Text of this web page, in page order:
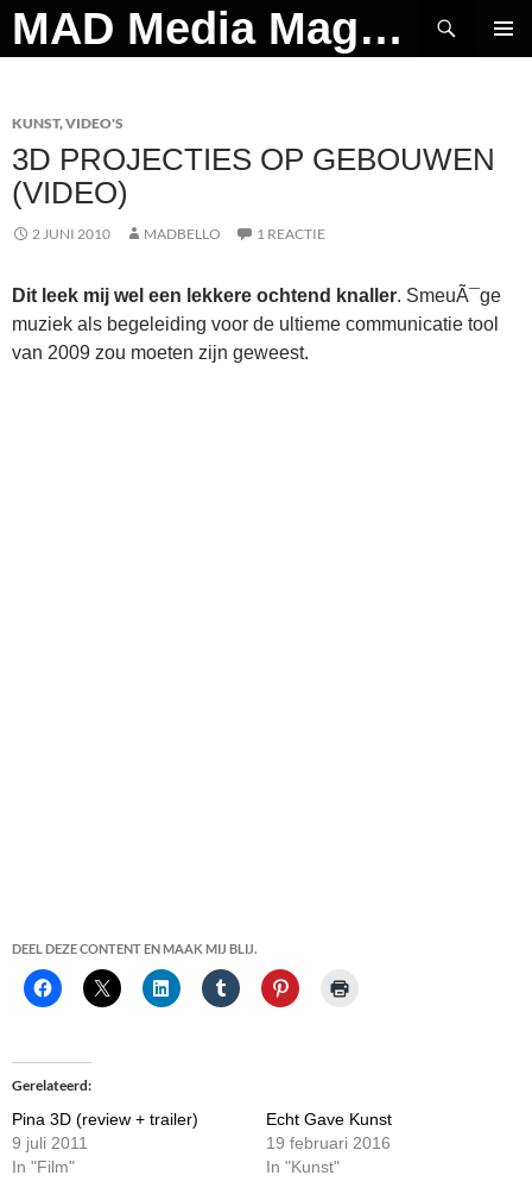
Ga
naar
MAD Media Magazine
Zoeken
KUNST,VIDEO'S
3D PROJECTIES OP GEBOUWEN
(VIDEO)
2 JUNI 2010 MADBELLO 1 REACTIE
Dit leek mij wel een lekkere ochtend knaller. SmeuÃ¯ge
muziek als begeleiding voor de ultieme communicatie tool
van 2009 zou moeten zijn geweest.
DEEL DEZE CONTENT EN MAAK MIJ BLIJ.
Gerelateerd
Pina 3D (review + trailer)
9 juli 2011
In "Film"
Echt Gave Kunst
19 februari 2016
In "Kunst"